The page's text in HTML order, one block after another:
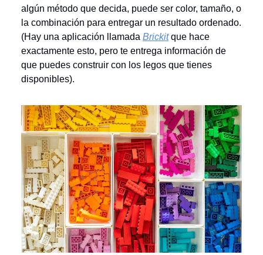
algún método que decida, puede ser color, tamaño, o
la combinación para entregar un resultado ordenado.
(Hay una aplicación llamada Brickitque hace
exactamente esto, pero te entrega información de
que puedes construir con los legos que tienes
disponibles).